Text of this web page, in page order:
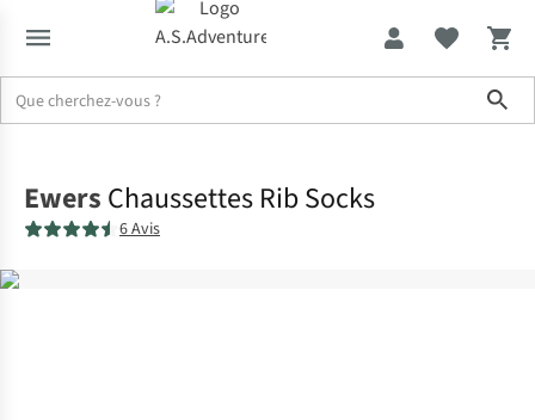
Ewers Chaussettes Rib Socks
6 Avis